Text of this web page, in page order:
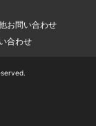
お問い合わせ
合わせ